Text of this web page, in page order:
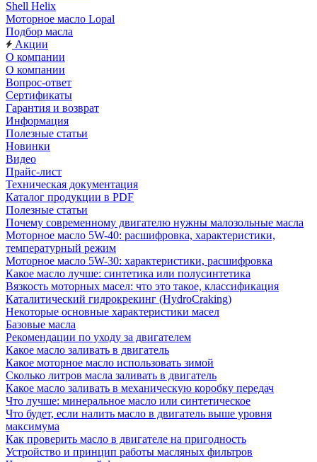
Shell Helix
Моторное масло Lopal
Подбор масла
Акции
О компании
О компании
Вопрос-ответ
Сертификаты
Гарантия и возврат
Информация
Полезные статьи
Новинки
Видео
Прайс-лист
Техническая документация
Каталог продукции в PDF
Полезные статьи
Почему современному двигателю нужны малозольные масла
Моторное масло 5W-40: расшифровка, характеристики,
температурный режим
Моторное масло 5W-30: характеристики, расшифровка
Какое масло лучше: синтетика или полусинтетика
Вязкость моторных масел: что это такое, классификация
Каталитический гидрокрекинг (НydroСraking)
Некоторые основные характеристики масел
Базовые масла
Рекомендации по уходу за двигателем
Какое масло заливать в двигатель
Какое моторное масло использовать зимой
Сколько литров масла заливать в двигатель
Какое масло заливать в механическую коробку передач
Что лучше: минеральное масло или синтетическое
Что будет, если налить масло в двигатель выше уровня
максимума
Как проверить масло в двигателе на пригодность
Устройство и принцип работы масляных фильтров